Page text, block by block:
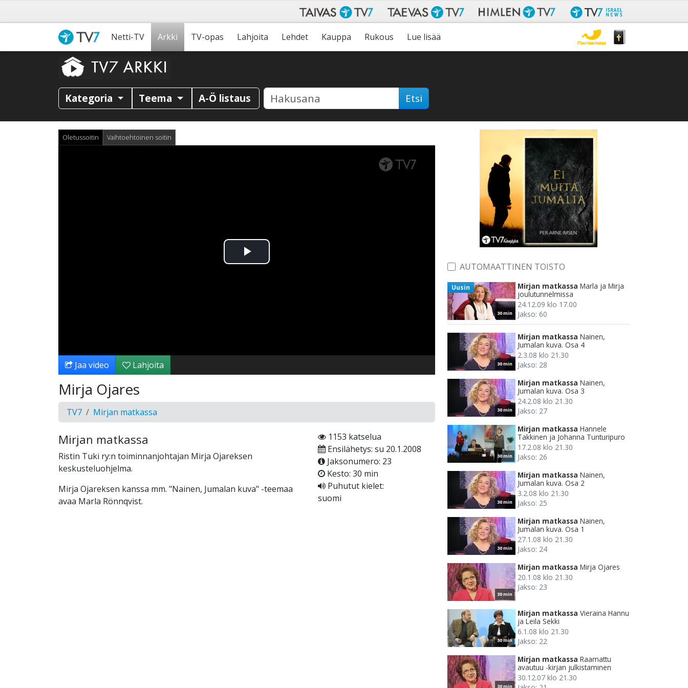
Netti-TV Arkki TV-opas Lahjoita Lehdet Kauppa Rukous Lue lisää
Kategoria Teema A-Ö listaus Etsi
Oletussoitin Vaihtoehtoinen soitin
Toista
Jaa video Lahjoita
Mirja Ojares
TV7 Mirjan matkassa
Mirjan matkassa
Ristin Tuki ry:n toiminnanjohtajan Mirja Ojareksen
keskusteluohjelma.
Mirja Ojareksen kanssa mm. "Nainen, Jumalan kuva" -teemaa
avaa Marla Rönnqvist.
1153 katselua
Ensilähetys: su 20.1.2008
Jaksonumero: 23
Kesto: 30 min
Puhutut kielet:
suomi
AUTOMAATTINEN TOISTO
30 min
Uusin Mirjan matkassa Marla ja Mirja
joulutunnelmissa
24.12.09 klo 17.00
Jakso: 60
30 min
Mirjan matkassa Nainen,
Jumalan kuva. Osa 4
2.3.08 klo 21.30
Jakso: 28
30 min
Mirjan matkassa Nainen,
Jumalan kuva. Osa 3
24.2.08 klo 21.30
Jakso: 27
30 min
Mirjan matkassa Hannele
Takkinen ja Johanna Tunturipuro
17.2.08 klo 21.30
Jakso: 26
30 min
Mirjan matkassa Nainen,
Jumalan kuva. Osa 2
3.2.08 klo 21.30
Jakso: 25
30 min
Mirjan matkassa Nainen,
Jumalan kuva. Osa 1
27.1.08 klo 21.30
Jakso: 24
30 min
Mirjan matkassa Mirja Ojares
20.1.08 klo 21.30
Jakso: 23
30 min
Mirjan matkassa Vieraina Hannu
ja Leila Sekki
6.1.08 klo 21.30
Jakso: 22
30 min
Mirjan matkassa Raamattu
avautuu -kirjan julkistaminen
30.12.07 klo 21.30